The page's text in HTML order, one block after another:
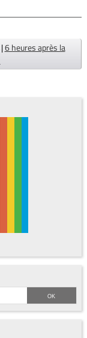
|6 heures après la